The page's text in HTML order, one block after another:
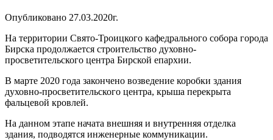
Опубликовано 27.03.2020г.
На территории Свято-Троицкого кафедрального собора города
Бирска продолжается строительство духовно-
просветительского центра Бирской епархии.
В марте 2020 года закончено возведение коробки здания
духовно-просветительского центра, крыша перекрыта
фальцевой кровлей.
На данном этапе начата внешняя и внутренняя отделка
здания, подводятся инженерные коммуникации.